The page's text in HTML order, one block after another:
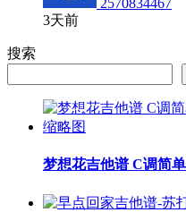
2570834467
3天前
搜索
梦想花吉他谱 C调简